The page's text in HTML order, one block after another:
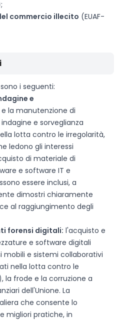
commercio illecito (EUAF-
i seguenti:
e
la manutenzione di
e sorveglianza
lotta contro le irregolarità,
ledono gli interessi
di materiale di
e software IT e
essere inclusi, a
dimostri chiaramente
al raggiungimento degli
forensi digitali: l'acquisto e
e software digitali
mobili e sistemi collaborativi
nella lotta contro le
la frode e la corruzione a
dell'Unione. La
che consente lo
migliori pratiche, in